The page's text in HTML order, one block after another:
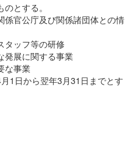
とする。
係官公庁及び関係諸団体との情
タッフ等の研修
発展に関する事業
な事業
1日から翌年3月31日までとす